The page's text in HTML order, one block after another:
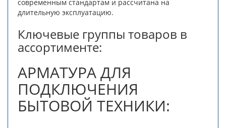
современным стандартам и рассчитана на
длительную эксплуатацию.
Ключевые группы товаров в
ассортименте:
АРМАТУРА ДЛЯ
ПОДКЛЮЧЕНИЯ
БЫТОВОЙ ТЕХНИКИ: